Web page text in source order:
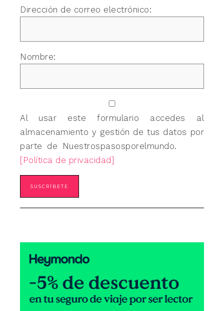
Dirección de correo electrónico:
Nombre:
Al usar este formulario accedes al
almacenamiento y gestión de tus datos por
parte de Nuestrospasosporelmundo.
[Política de privacidad]